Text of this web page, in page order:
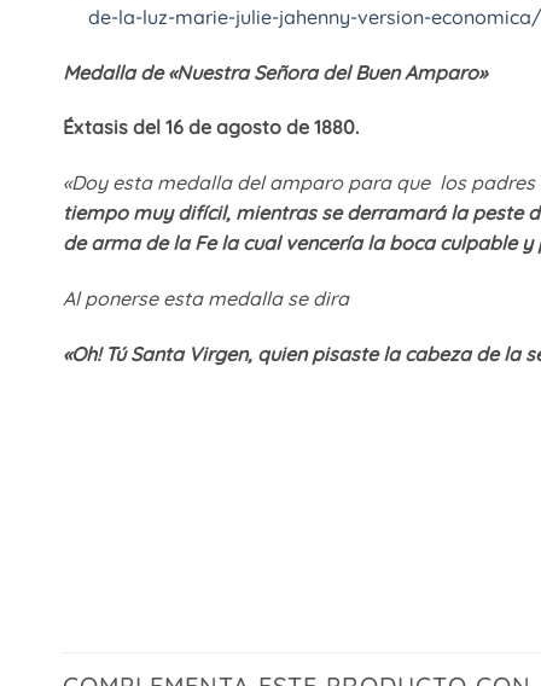
de-la-luz-marie-julie-jahenny-version-economica/
Medalla de «Nuestra Señora del Buen Amparo»
Éxtasis del 16 de agosto de 1880.
«Doy esta medalla del amparo para que los
tiempo muy difícil, mientras se derramará la peste
de arma de la Fe la cual vencería la boca culpable y
Al ponerse esta medalla se dira
«Oh! Tú Santa Virgen, quien pisaste la cabeza de